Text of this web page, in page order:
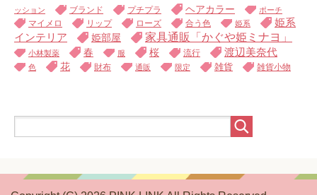
ッション ブランド プチプラ ヘアカラー ポーチ
マイメロ リップ ローズ 合う色 姫系
姫系
インテリア
姫部屋 家具通販「かぐや姫ミナヨ」
小林製薬 春 服 桜 流行 渡辺美奈代
色 花 財布 通販 限定 雑貨 雑貨小物